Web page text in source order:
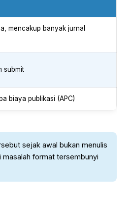
mencakup banyak jurnal
submit
biaya publikasi (APC)
sejak awal bukan menulis
masalah format tersembunyi